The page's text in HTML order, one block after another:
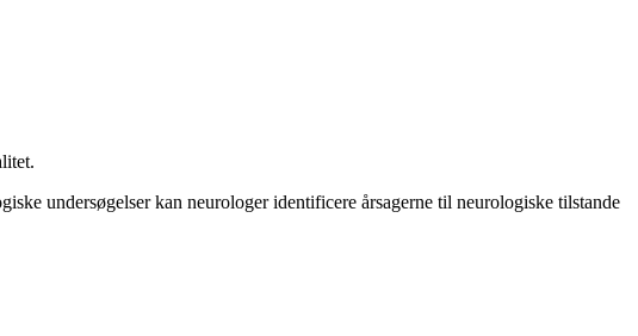
undersøgelser kan neurologer identificere årsagerne til neurologiske tilstande